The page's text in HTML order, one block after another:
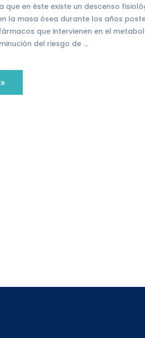
que en éste existe un descenso
la masa ósea durante los años
que intervienen en el
del riesgo de …